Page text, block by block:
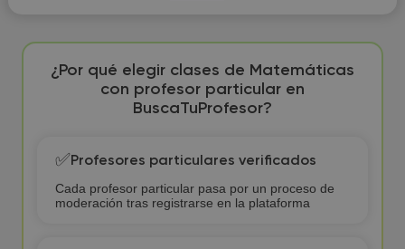
¿Por qué elegir clases de Matemáticas
con profesor particular en
BuscaTuProfesor?
✅Profesores particulares verificados
Cada profesor particular pasa por un proceso de
moderación tras registrarse en la plataforma